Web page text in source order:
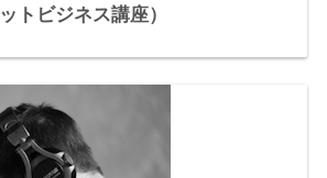
トビジネス講座）